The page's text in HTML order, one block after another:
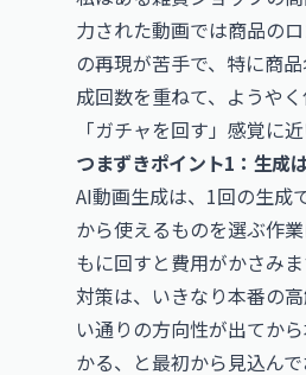
力された動画では商品の
の再現が苦手で、特に商
成回数を重ねて、ようや
「ガチャを回す」感覚に
つまずきポイント1：生成
AI動画生成は、1回の生成
から使えるものを選ぶ作
もに回すと費用がかさみま
対策は、いきなり本番の
い通りの方向性が出てか
かる、と最初から見込んで